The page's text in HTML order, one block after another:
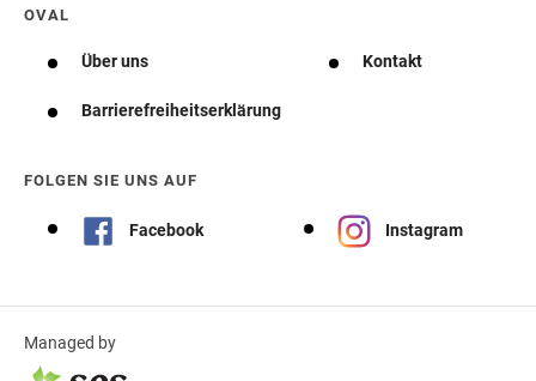
OVAL
Über uns Kontakt
Barrierefreiheitserklärung
FOLGEN SIE UNS AUF
Facebook Instagram
Managed by